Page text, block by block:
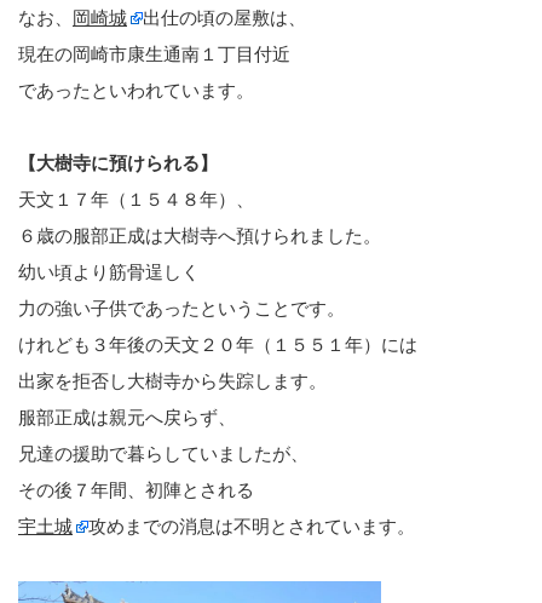
なお、 岡崎城
出仕の頃の屋敷は、
現在の岡崎市康生通南１丁目付近
であったといわれています。
【大樹寺に預けられる】
天文１７年（１５４８年）、
６歳の服部正成は大樹寺へ預けられました。
幼い頃より筋骨逞しく
力の強い子供であったということです。
けれども３年後の天文２０年（１５５１年）には
出家を拒否し大樹寺から失踪します。
服部正成は親元へ戻らず、
兄達の援助で暮らしていましたが、
その後７年間、初陣とされる
宇土城
攻めまでの消息は不明とされています。